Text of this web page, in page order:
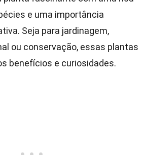
e uma importância
Seja para jardinagem,
ou conservação, essas plantas
benefícios e curiosidades.